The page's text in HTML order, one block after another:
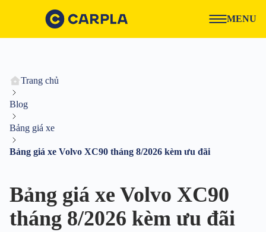
MENU
Trang chủ
Blog
Bảng giá xe
Bảng giá xe Volvo XC90 tháng 8/2026 kèm ưu đãi
Bảng giá xe Volvo XC90
tháng 8/2026 kèm ưu đãi